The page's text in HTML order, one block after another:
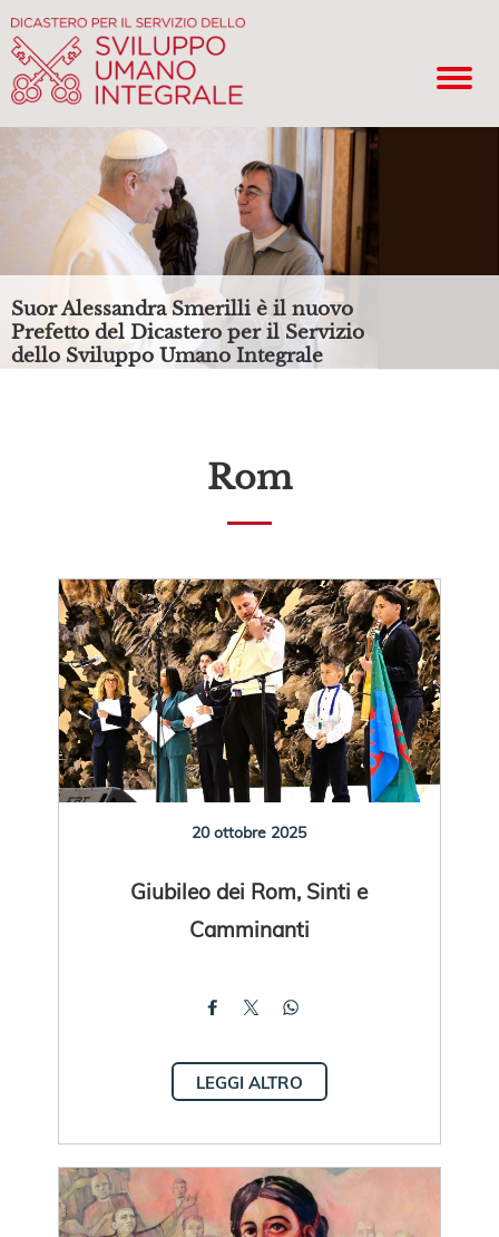
Suor Alessandra Smerilli è il nuovo
Prefetto del Dicastero per il Servizio
dello Sviluppo Umano Integrale
Rom
20 ottobre 2025
Giubileo dei Rom, Sinti e
Camminanti
LEGGI ALTRO